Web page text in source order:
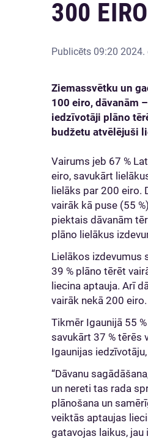
300 EIRO
Publicēts 09:20
Ziemassvētku un
100 eiro, dāvanām
iedzīvotāji plāno
budžetu atvēlējuši
Vairums jeb 67 %
eiro, savukārt
lielāks par 200 eiro.
vairāk kā puse (55
piektais dāvanām
plāno lielākus
Lielākos izdevumus
39 % plāno tērēt
liecina aptauja. Arī
vairāk nekā 200 eiro.
Tikmēr Igaunijā 55
savukārt 37 % tērēs
Igaunijas
“Dāvanu
un nereti tas rada
plānošana un
veiktās aptaujas
gatavojas laikus,